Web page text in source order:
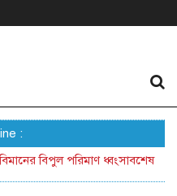
:
বিপুল পরিমাণ ধ্বংসাবশেষ